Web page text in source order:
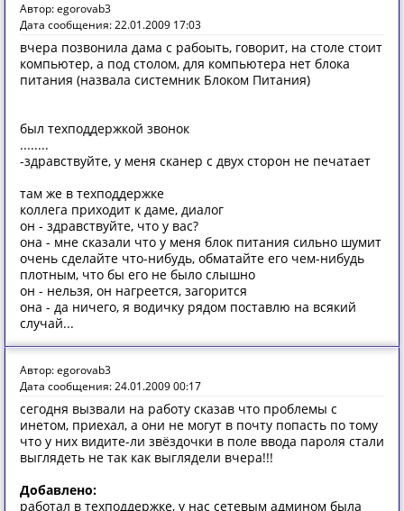
Автор: egorovab3
Дата сообщения: 22.01.2009 17:03
вчера позвонила дама с рабоыть, говорит, на столе стоит
компьютер, а под столом, для компьютера нет блока
питания (назвала системник Блоком Питания)
был техподдержкой звонок
........
-здравствуйте, у меня сканер с двух сторон не печатает
там же в техподдержке
коллега приходит к даме, диалог
он - здравствуйте, что у вас?
она - мне сказали что у меня блок питания сильно шумит
очень сделайте что-нибудь, обматайте его чем-нибудь
плотным, что бы его не было слышно
он - нельзя, он нагреется, загорится
она - да ничего, я водичку рядом поставлю на всякий
случай...
Автор: egorovab3
Дата сообщения: 24.01.2009 00:17
сегодня вызвали на работу сказав что проблемы с
инетом, приехал, а они не могут в почту попасть по тому
что у них видите-ли звёздочки в поле ввода пароля стали
выглядеть не так как выглядели вчера!!!
Добавлено:
работал в техподдержке, у нас сетевым админом была